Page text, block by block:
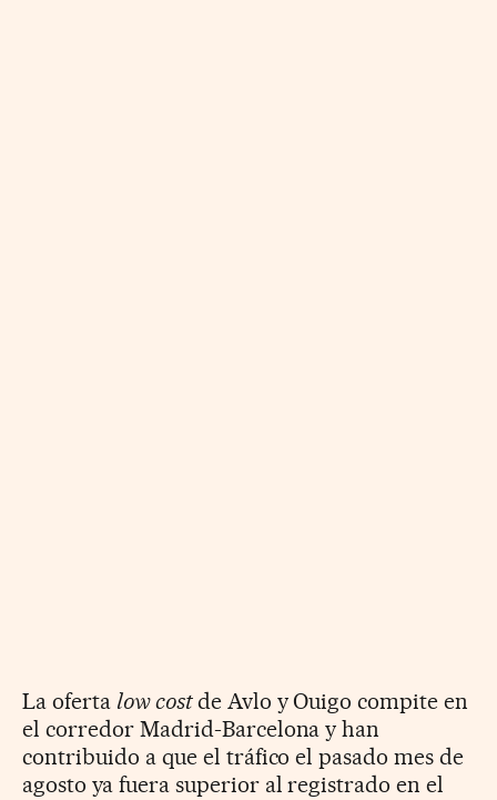
La oferta low costde Avlo y Ouigo compite en
el corredor Madrid-Barcelona y han
contribuido a que el tráfico el pasado mes de
agosto ya fuera superior al registrado en el